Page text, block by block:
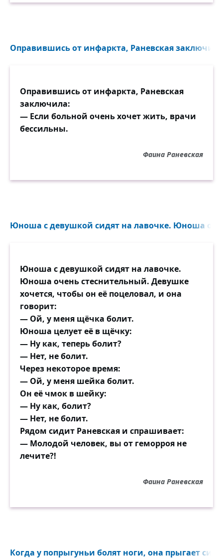
Оправившись от инфаркта, Раневская
Оправившись от инфаркта, Раневская
заключила:
— Если больной очень хочет жить, врачи
бессильны.
Фаина Раневская
Юноша с девушкой сидят на лавочке. Юноша
Юноша с девушкой сидят на лавочке.
Юноша очень стеснительный. Девушке
хочется, чтобы он её поцеловал, и она
говорит:
— Ой, у меня щёчка болит.
Юноша целует её в щёчку:
— Ну как, теперь болит?
— Нет, не болит.
Через некоторое время:
— Ой, у меня шейка болит.
Он её чмок в шейку:
— Ну как, болит?
— Нет, не болит.
Рядом сидит Раневская и спрашивает:
— Молодой человек, вы от геморроя не
лечите?!
Фаина Раневская
Когда у попрыгуньи болят ноги, она прыгает